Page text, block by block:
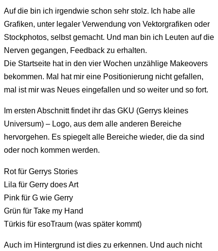
Auf die bin ich irgendwie schon sehr stolz. Ich habe alle
Grafiken, unter legaler Verwendung von Vektorgrafiken oder
Stockphotos, selbst gemacht. Und man bin ich Leuten auf die
Nerven gegangen, Feedback zu erhalten.
Die Startseite hat in den vier Wochen unzählige Makeovers
bekommen. Mal hat mir eine Positionierung nicht gefallen,
mal ist mir was Neues eingefallen und so weiter und so fort.
Im ersten Abschnitt findet ihr das GKU (Gerrys kleines
Universum) – Logo, aus dem alle anderen Bereiche
hervorgehen. Es spiegelt alle Bereiche wieder, die da sind
oder noch kommen werden.
Rot für Gerrys Stories
Lila für Gerry does Art
Pink für G wie Gerry
Grün für Take my Hand
Türkis für esoTraum (was später kommt)
Auch im Hintergrund ist dies zu erkennen. Und auch nicht